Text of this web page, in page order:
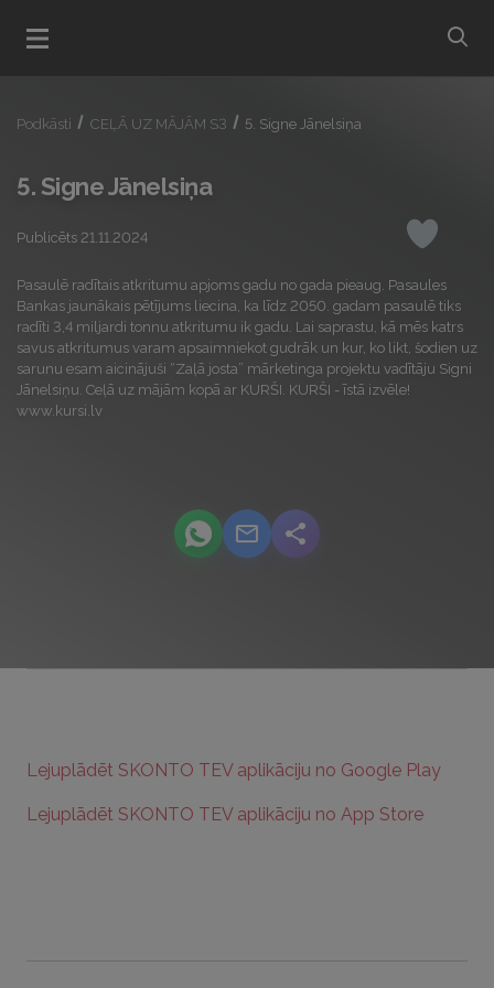
Atvert menu
Podkāsti CEĻĀ UZ MĀJĀM S3 5. Signe Jānelsiņa
5. Signe Jānelsiņa
Publicēts 21.11.2024 Iepatikas
Pasaulē radītais atkritumu apjoms gadu no gada pieaug. Pasaules
Bankas jaunākais pētījums liecina, ka līdz 2050. gadam pasaulē tiks
radīti 3,4 miljardi tonnu atkritumu ik gadu. Lai saprastu, kā mēs katrs
savus atkritumus varam apsaimniekot gudrāk un kur, ko likt, šodien uz
sarunu esam aicinājuši “Zaļā josta” mārketinga projektu vadītāju Signi
Jānelsiņu. Ceļā uz mājām kopā ar KURŠI. KURŠI - īstā izvēle!
www.kursi.lv
podcast.share-title WhatsApp
podcast.share-title Email
podcast.share-title
Lejuplādēt SKONTO TEV aplikāciju no Google Play
Lejuplādēt SKONTO TEV aplikāciju no App Store